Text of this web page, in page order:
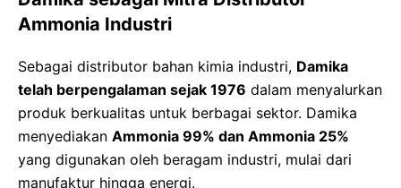
Ammonia Industri
Sebagai distributor bahan kimia industri, Damika
telah berpengalaman sejak 1976 dalam menyalurkan
produk berkualitas untuk berbagai sektor. Damika
menyediakan Ammonia 99% dan Ammonia 25%
yang digunakan oleh beragam industri, mulai dari
manufaktur hingga energi.